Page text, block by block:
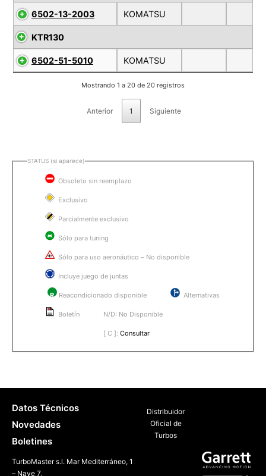
6502-13-2003 KOMATSU
KTR130
6502-51-5010 KOMATSU
Mostrando 1 a 20 de 20 registros
Anterior 1 Siguiente
STATUS (si aparece)
Obsoleto sin reemplazo
Exclusivo
Parcialmente exclusivo
Sólo para tuning
Sólo para uso aeronáutico – No disponible
Incluye juego de juntas
R Reacondicionado disponible Alternativas
Boletín N/D: No Disponible
[ C ]: Consultar
Distribuidor
Oficial de
Turbos
Datos Técnicos
Novedades
Boletines
TurboMaster s.l. Mar Mediterráneo, 1
– Nave 7,